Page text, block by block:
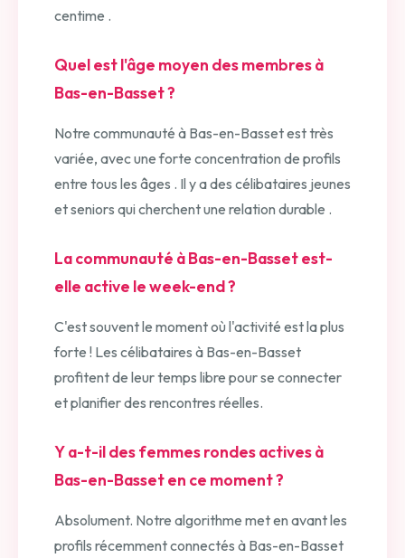
centime .
Quel est l'âge moyen des membres à
Bas-en-Basset ?
Notre communauté à Bas-en-Basset est très
variée, avec une forte concentration de profils
entre tous les âges . Il y a des célibataires jeunes
et seniors qui cherchent une relation durable .
La communauté à Bas-en-Basset est-
elle active le week-end ?
C'est souvent le moment où l'activité est la plus
forte ! Les célibataires à Bas-en-Basset
profitent de leur temps libre pour se connecter
et planifier des rencontres réelles.
Y a-t-il des femmes rondes actives à
Bas-en-Basset en ce moment ?
Absolument. Notre algorithme met en avant les
profils récemment connectés à Bas-en-Basset